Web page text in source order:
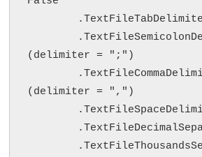
(delimiter = ";")
(delimiter = ",")